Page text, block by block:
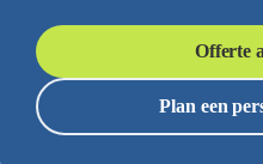
Offerte
Plan een